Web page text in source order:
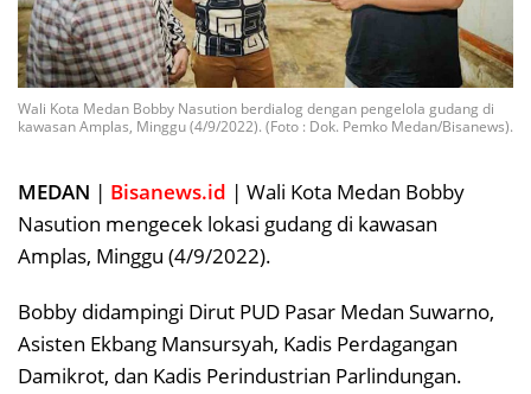
Wali Kota Medan Bobby Nasution berdialog dengan pengelola gudang di
kawasan Amplas, Minggu (4/9/2022). (Foto : Dok. Pemko Medan/Bisanews).
MEDAN | Bisanews.id | Wali Kota Medan Bobby
Nasution mengecek lokasi gudang di kawasan
Amplas, Minggu (4/9/2022).
Bobby didampingi Dirut PUD Pasar Medan Suwarno,
Asisten Ekbang Mansursyah, Kadis Perdagangan
Damikrot, dan Kadis Perindustrian Parlindungan.